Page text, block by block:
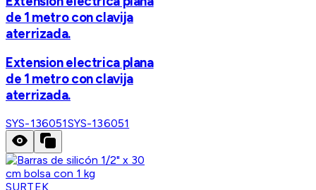
de 1 metro con clavija
aterrizada.
Extension electrica plana
de 1 metro con clavija
aterrizada.
SYS-136051SYS-136051
SURTEK